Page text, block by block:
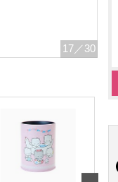
17 ／30